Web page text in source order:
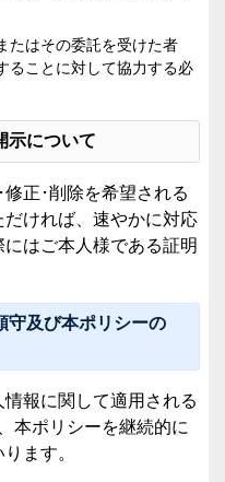
たはその委託を受けた者
ることに対して協力する必
示について
正･削除を希望される
ければ、速やかに対応
はご本人様である証明
守及び本ポリシーの
報に関して適用される
本ポリシーを継続的に
ます。